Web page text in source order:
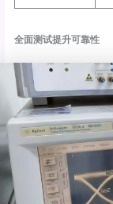
全面测试提升可靠性